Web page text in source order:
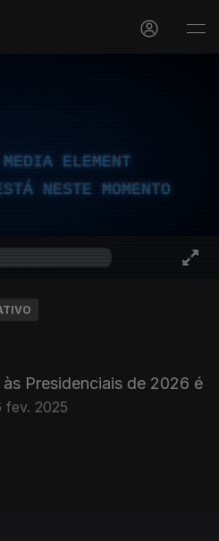
ELEMENT
NESTE MOMENTO
Presidenciais de 2026 é
fev. 2025